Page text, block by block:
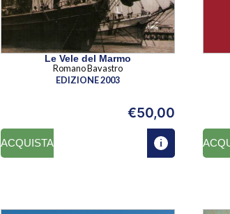
Le Vele del Marmo
Romano Bavastro
EDIZIONE 2003
€50,00
ACQUISTA